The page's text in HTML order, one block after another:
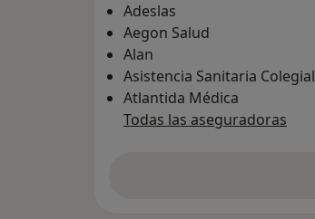
Adeslas
Aegon Salud
Alan
Asistencia Sanitaria Colegial
Atlantida Médica
Todas las aseguradoras